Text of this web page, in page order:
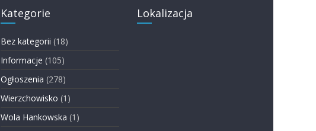
Kategorie
Bez kategorii (18)
Informacje (105)
Ogłoszenia (278)
Wierzchowisko (1)
Wola Hankowska (1)
Lokalizacja